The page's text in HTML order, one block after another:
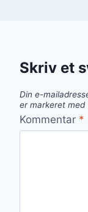
Skriv et
Din e-
er markeret med
Kommentar *